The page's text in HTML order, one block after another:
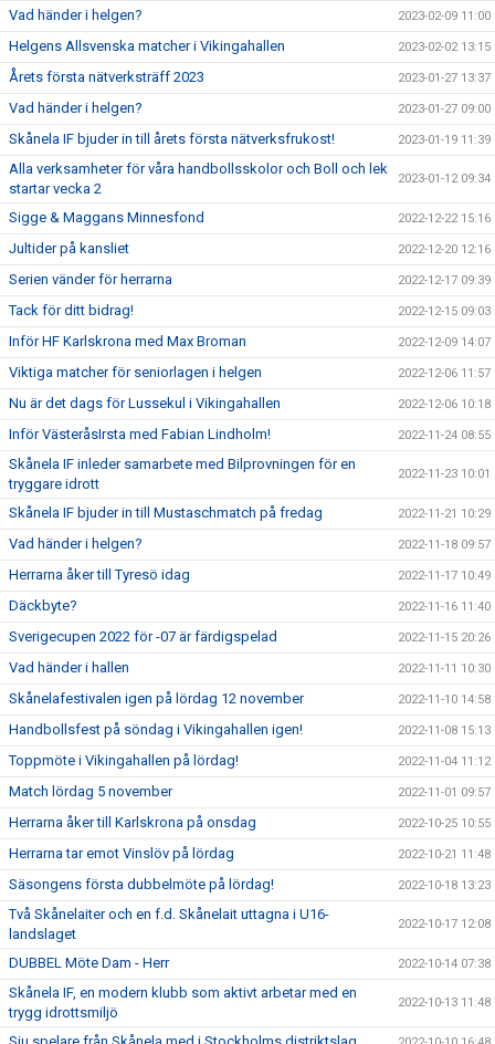
Vad händer i helgen? 2023-02-09 11:00
Helgens Allsvenska matcher i Vikingahallen 2023-02-02 13:15
Årets första nätverksträff 2023 2023-01-27 13:37
Vad händer i helgen? 2023-01-27 09:00
Skånela IF bjuder in till årets första nätverksfrukost! 2023-01-19 11:39
Alla verksamheter för våra handbollsskolor och Boll och lek
startar vecka 2
2023-01-12 09:34
Sigge & Maggans Minnesfond 2022-12-22 15:16
Jultider på kansliet 2022-12-20 12:16
Serien vänder för herrarna 2022-12-17 09:39
Tack för ditt bidrag! 2022-12-15 09:03
Inför HF Karlskrona med Max Broman 2022-12-09 14:07
Viktiga matcher för seniorlagen i helgen 2022-12-06 11:57
Nu är det dags för Lussekul i Vikingahallen 2022-12-06 10:18
Inför VästeråsIrsta med Fabian Lindholm! 2022-11-24 08:55
Skånela IF inleder samarbete med Bilprovningen för en
tryggare idrott
2022-11-23 10:01
Skånela IF bjuder in till Mustaschmatch på fredag 2022-11-21 10:29
Vad händer i helgen? 2022-11-18 09:57
Herrarna åker till Tyresö idag 2022-11-17 10:49
Däckbyte? 2022-11-16 11:40
Sverigecupen 2022 för -07 är färdigspelad 2022-11-15 20:26
Vad händer i hallen 2022-11-11 10:30
Skånelafestivalen igen på lördag 12 november 2022-11-10 14:58
Handbollsfest på söndag i Vikingahallen igen! 2022-11-08 15:13
Toppmöte i Vikingahallen på lördag! 2022-11-04 11:12
Match lördag 5 november 2022-11-01 09:57
Herrarna åker till Karlskrona på onsdag 2022-10-25 10:55
Herrarna tar emot Vinslöv på lördag 2022-10-21 11:48
Säsongens första dubbelmöte på lördag! 2022-10-18 13:23
Två Skånelaiter och en f.d. Skånelait uttagna i U16-
landslaget
2022-10-17 12:08
DUBBEL Möte Dam - Herr 2022-10-14 07:38
Skånela IF, en modern klubb som aktivt arbetar med en
trygg idrottsmiljö
2022-10-13 11:48